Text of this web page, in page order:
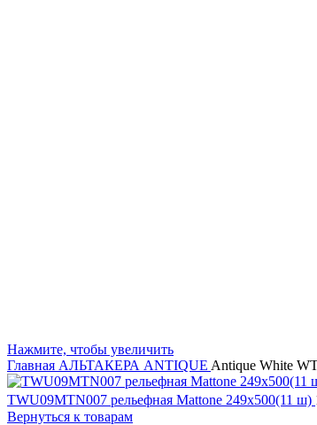
Нажмите, чтобы увеличить
Главная АЛЬТАКЕРА ANTIQUE Antique White
TWU09MTN007 рельефная Mattone 249x500(11 ш)
Вернуться к товарам